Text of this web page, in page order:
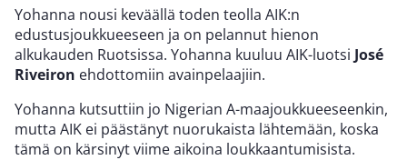
Yohanna nousi keväällä toden teolla AIK:n
edustusjoukkueeseen ja on pelannut hienon
alkukauden Ruotsissa. Yohanna kuuluu AIK-luotsi José
Riveiron ehdottomiin avainpelaajiin.
Yohanna kutsuttiin jo Nigerian A-maajoukkueeseenkin,
mutta AIK ei päästänyt nuorukaista lähtemään, koska
tämä on kärsinyt viime aikoina loukkaantumisista.